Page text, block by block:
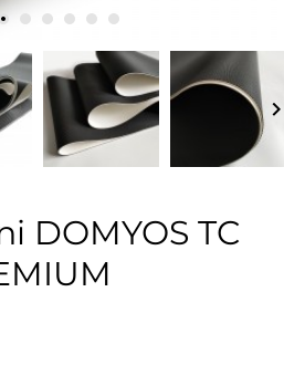
DOMYOS TC